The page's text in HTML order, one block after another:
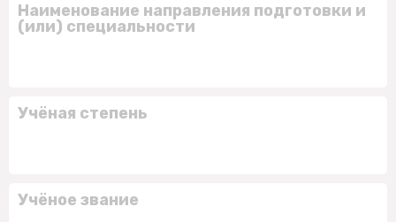
Наименование направления подготовки и
(или) специальности
Учёная степень
Учёное звание